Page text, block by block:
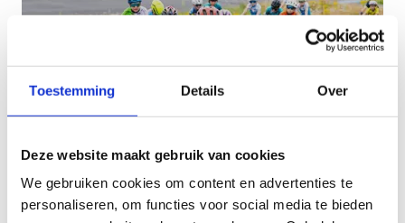
Toestemming Details Over
Deze website maakt gebruik van cookies
We gebruiken cookies om content en advertenties te
personaliseren, om functies voor social media te bieden
Sportkampen online op 16